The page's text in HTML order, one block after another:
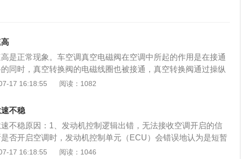
是正常现象。车空调真空电磁阀在空调中所起的作用是在接通
同时，真空转换阀的电磁线圈也被接通，真空转换阀通过操纵
门开度增大，从而使怠速转速提高。空调怠速不稳的原因如
时，发动机控制单元（ECU）会错误地认为是短暂的高负荷，
抵消怠速时的阻力。当发动机转速降下来的时候，又无法承受空
再次提高转速；解决方法：需检查维修发动机；2、控制电路
路出错，无法发送空调开启信号。因为无法判断空调开启状
整怠速转速，表现成怠速不稳；解决方法：需检查维修控制电
17 16:18:55 阅读：1082
不稳
不稳原因：1、发动机控制逻辑出错，无法接收空调开启的信
否开启空调时，发动机控制单元（ECU）会错误地认为是短暂
提高转速抵消怠速时的阻力。当发动机转速降下来的时候，又
17 16:18:55 阅读：1046